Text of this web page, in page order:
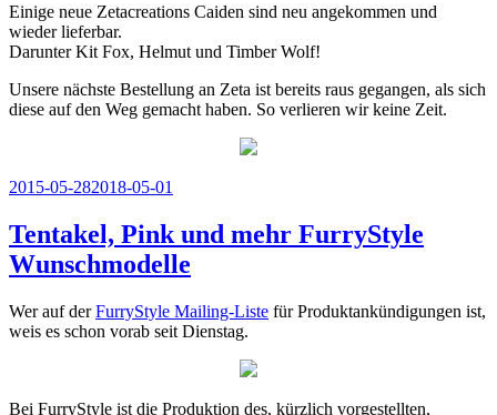
Einige neue Zetacreations Caiden sind neu angekommen und
wieder lieferbar.
Darunter Kit Fox, Helmut und Timber Wolf!
Unsere nächste Bestellung an Zeta ist bereits raus gegangen, als sich
diese auf den Weg gemacht haben. So verlieren wir keine Zeit.
Veröffentlicht
2015-05-282018-05-01
Tentakel, Pink und mehr FurryStyle
Wunschmodelle
Wer auf derFurryStyle Mailing-Liste für Produktankündigungen ist,
weis es schon vorab seit Dienstag.
Bei FurryStyle ist die Produktion des, kürzlich vorgestellten,